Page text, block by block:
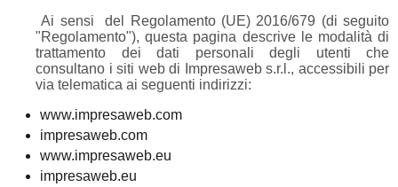
Ai sensi del Regolamento (UE) 2016/679 (di seguito
"Regolamento"), questa pagina descrive le modalità di
trattamento dei dati personali degli utenti che
consultano i siti web di Impresaweb s.r.l., accessibili per
via telematica ai seguenti indirizzi:
www.impresaweb.com
impresaweb.com
www.impresaweb.eu
impresaweb.eu